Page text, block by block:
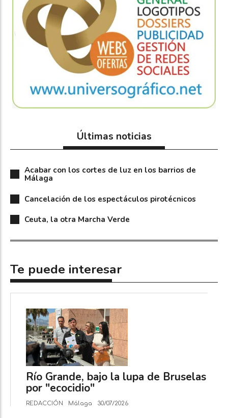
Últimas noticias
Acabar con los cortes de luz en los barrios de
Málaga
Cancelación de los espectáculos pirotécnicos
Ceuta, la otra Marcha Verde
Te puede interesar
Río Grande, bajo la lupa de Bruselas
por "ecocidio"
REDACCIÓN Málaga 30/07/2026